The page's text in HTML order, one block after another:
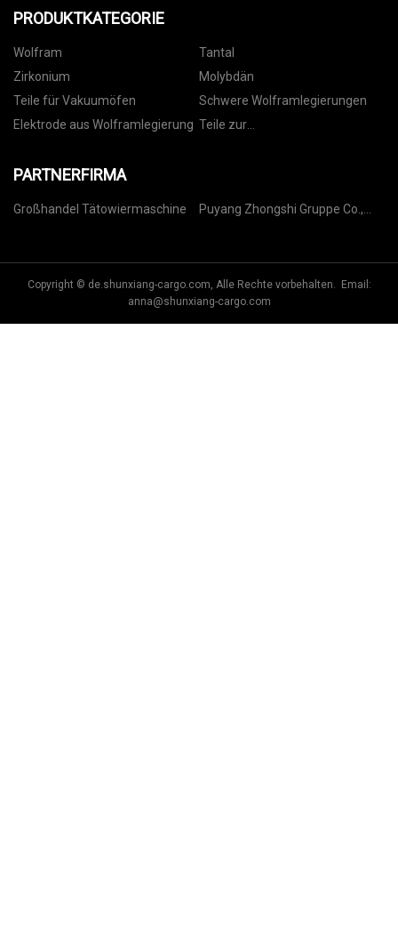
PRODUKTKATEGORIE
Wolfram
Tantal
Zirkonium
Molybdän
Teile für Vakuumöfen
Schwere Wolframlegierungen
Elektrode aus Wolframlegierung Teile zur
PARTNERFIRMA
Großhandel Tätowiermaschine
Puyang Zhongshi Gruppe Co.,
Copyright © de.shunxiang-cargo.com, Alle Rechte vorbehalten. Email:
anna@shunxiang-cargo.com